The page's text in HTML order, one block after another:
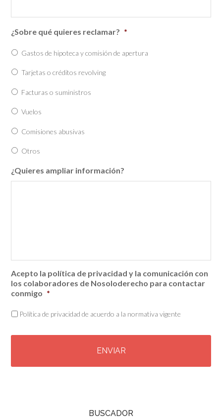
¿Sobre qué quieres reclamar? *
Gastos de hipoteca y comisión de apertura
Tarjetas o créditos revolving
Facturas o suministros
Vuelos
Comisiones abusivas
Otros
¿Quieres ampliar información?
Acepto la política de privacidad y la comunicación con
los colaboradores de Nosoloderecho para contactar
conmigo *
Política de privacidad de acuerdo a la normativa vigente
BUSCADOR